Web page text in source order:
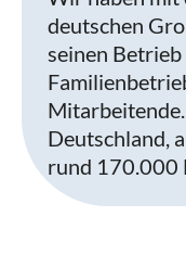
deutschen
seinen
Deutschland,
rund 170.000